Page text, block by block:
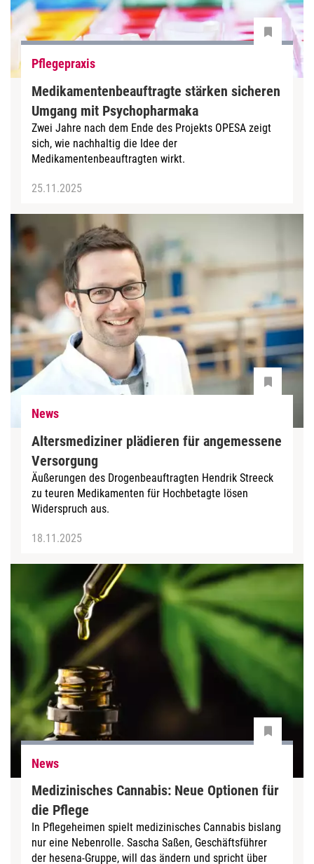
Pflegepraxis
Medikamentenbeauftragte stärken sicheren
Umgang mit Psychopharmaka
Zwei Jahre nach dem Ende des Projekts OPESA zeigt
sich, wie nachhaltig die Idee der
Medikamentenbeauftragten wirkt.
25.11.2025
News
Altersmediziner plädieren für angemessene
Versorgung
Äußerungen des Drogenbeauftragten Hendrik Streeck
zu teuren Medikamenten für Hochbetagte lösen
Widerspruch aus.
18.11.2025
News
Medizinisches Cannabis: Neue Optionen für
die Pflege
In Pflegeheimen spielt medizinisches Cannabis bislang
nur eine Nebenrolle. Sascha Saßen, Geschäftsführer
der hesena-Gruppe, will das ändern und spricht über